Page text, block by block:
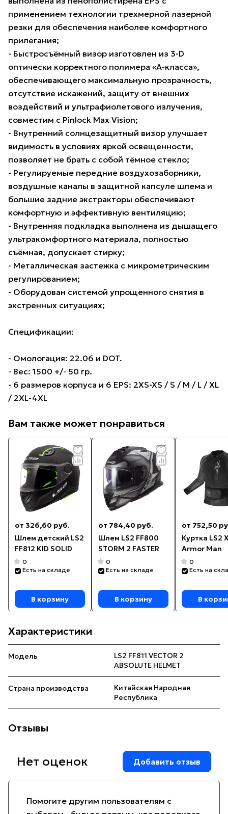
применением технологии трехмерной лазерной
резки для обеспечения наиболее комфортного
прилегания;
- Быстросъёмный визор изготовлен из 3-D
оптически корректного полимера «А-класса»,
обеспечивающего максимальную прозрачность,
отсутствие искажений, защиту от внешних
воздействий и ультрафиолетового излучения,
совместим с Pinlock Max Vision;
- Внутренний солнцезащитный визор улучшает
видимость в условиях яркой освещенности,
позволяет не брать с собой тёмное стекло;
- Регулируемые передние воздухозаборники,
воздушные каналы в защитной капсуле шлема и
большие задние экстракторы обеспечивают
комфортную и эффективную вентиляцию;
- Внутренняя подкладка выполнена из дышащего
ультракомфортного материала, полностью
съёмная, допускает стирку;
- Металлическая застежка с микрометрическим
регулированием;
- Оборудован системой упрощенного снятия в
экстренных ситуациях;
Спецификации:
- Омологация: 22.06 и DOT.
- Вес: 1500 +/- 50 гр.
- 6 размеров корпуса и 6 EPS: 2XS-XS / S / M / L / XL
/ 2XL-4XL
Вам также может понравиться
от 326,60 руб.
Шлем детский LS2
FF812 KID SOLID
0
Есть на складе
В корзину
от 784,40 руб.
Шлем LS2 FF800
STORM 2 FASTER
0
Есть на складе
В корзину
от 752,50
Куртка LS2
Armor Man
0
Есть на
В
Характеристики
Модель
LS2 FF811 VECTOR 2
ABSOLUTE HELMET
Страна производства
Китайская Народная
Республика
Отзывы
Помогите другим пользователям с
Нет оценок Добавить отзыв